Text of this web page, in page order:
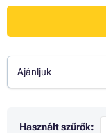
Ajánljuk
Használt szűrők: